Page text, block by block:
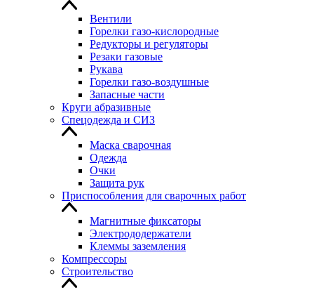
Вентили
Горелки газо-кислородные
Редукторы и регуляторы
Резаки газовые
Рукава
Горелки газо-воздушные
Запасные части
Круги абразивные
Спецодежда и СИЗ
Маска сварочная
Одежда
Очки
Защита рук
Приспособления для сварочных работ
Магнитные фиксаторы
Электрододержатели
Клеммы заземления
Компрессоры
Строительство